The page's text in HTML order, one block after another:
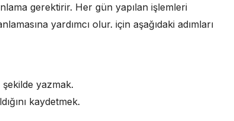
gerektirir. Her gün yapılan işlemleri
yardımcı olur. için aşağıdaki adımları
yazmak.
kaydetmek.